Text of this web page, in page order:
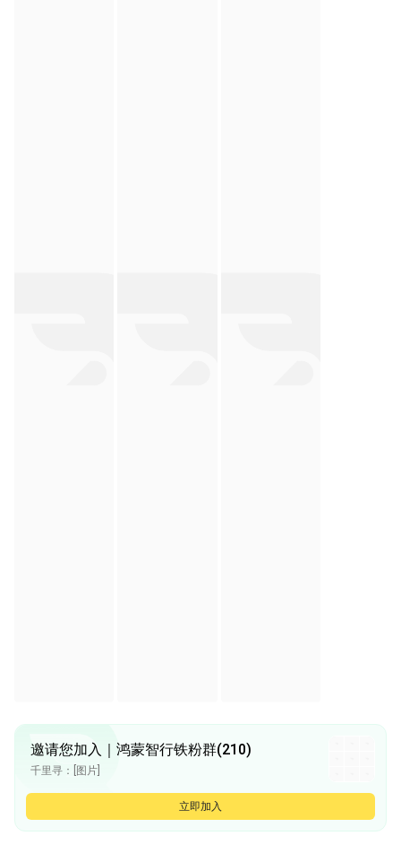
邀请您加入｜鸿蒙智行铁粉群(210)
千里寻：[图片]
立即加入